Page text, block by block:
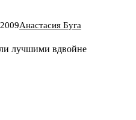
Анастасия Буга
лучшими вдвойне